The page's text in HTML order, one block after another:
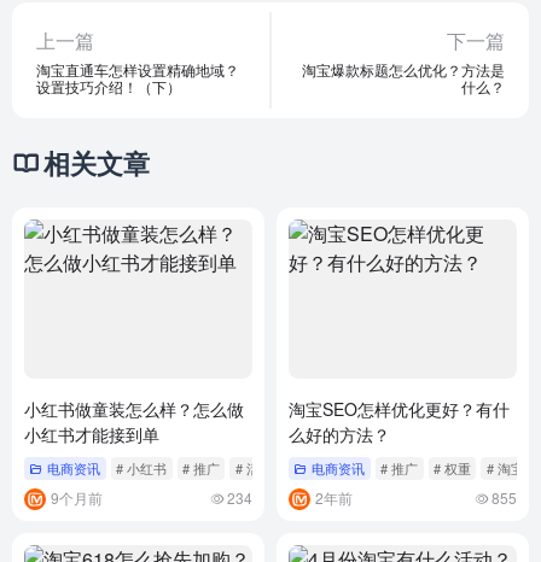
上一篇
淘宝直通车怎样设置精确地域？
设置技巧介绍！（下）
下一篇
淘宝爆款标题怎么优化？方法是
什么？
相关文章
小红书做童装怎么样？怎么做
小红书才能接到单
电商资讯 # 小红书 # 推广 # 活动
9个月前 234
淘宝SEO怎样优化更好？有什
么好的方法？
电商资讯 # 推广 # 权重 # 淘宝
2年前 855